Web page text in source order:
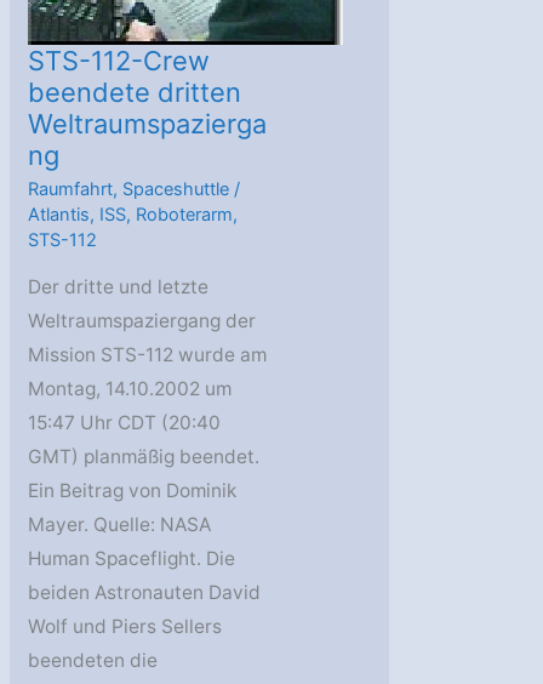
STS-112-Crew
beendete dritten
Weltraumspazierga
ng
Raumfahrt, Spaceshuttle /
Atlantis, ISS, Roboterarm,
STS-112
Der dritte und letzte
Weltraumspaziergang der
Mission STS-112 wurde am
Montag, 14.10.2002 um
15:47 Uhr CDT (20:40
GMT) planmäßig beendet.
Ein Beitrag von Dominik
Mayer. Quelle: NASA
Human Spaceflight. Die
beiden Astronauten David
Wolf und Piers Sellers
beendeten die